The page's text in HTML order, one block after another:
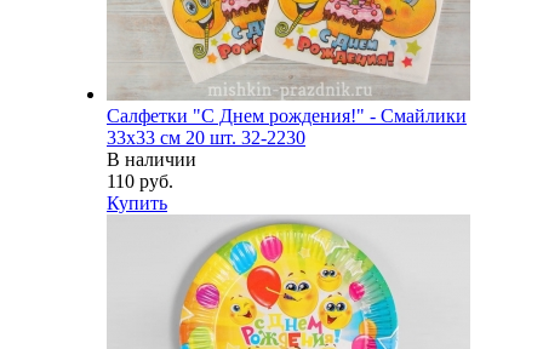
Салфетки "С Днем рождения!" - Смайлики
33х33 см 20 шт. 32-2230
В наличии
110 руб.
Купить